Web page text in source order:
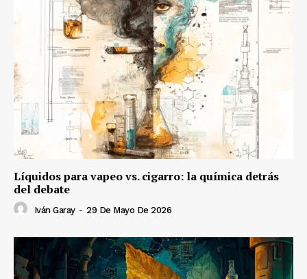
Líquidos para vapeo vs. cigarro: la química detrás
del debate
Iván Garay - 29 De Mayo De 2026